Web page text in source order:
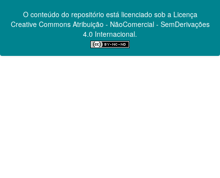
O conteúdo do repositório está licenciado sob a Licença
Creative CommonsAtribuição - NãoComercial - SemDerivações
4.0 Internacional.